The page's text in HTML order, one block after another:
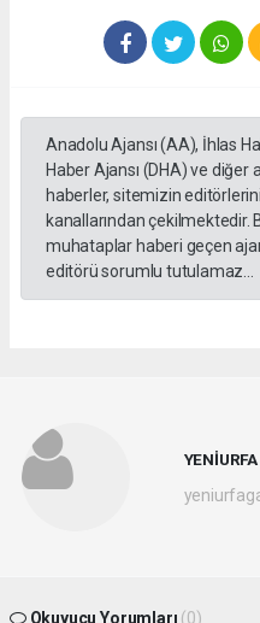
Anadolu Ajansı (AA), İhlas
Haber Ajansı (DHA) ve
haberler, sitemizin
kanallarından çekilmektedir.
muhataplar haberi geçen
editörü sorumlu tutulamaz...
Okuyucu Yorumları (0)